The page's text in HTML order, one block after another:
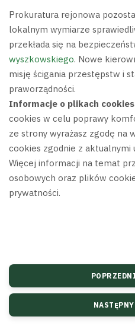
Prokuratura rejonowa
lokalnym wymiarze
przekłada się na
wyszkowskiego. Nowe
misję ścigania przestępstw i
praworządności.
Informacje o plikach
cookies w celu poprawy
ze strony wyrażasz zgodę na
cookies zgodnie z aktualnymi
Więcej informacji na temat
osobowych oraz plików
prywatności.